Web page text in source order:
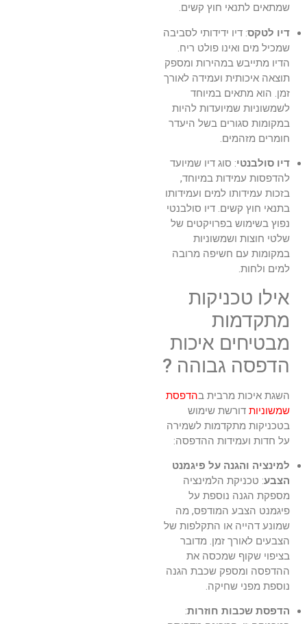
שמתאים לתנאי חוץ קשים.
דיו לטקס: דיו ידידותי לסביבה
שמכיל מים ואינו פולט ריח.
הדיו מתייבש במהירות ומספק
תוצאה איכותית ועמידה לאורך
זמן. הוא מתאים במיוחד
לשמשוניות שמיועדות להיות
במקומות סגורים בשל היעדר
חומרים מזהמים.
דיו סולבנטי: סוג דיו שמיועד
להדפסות עמידות במיוחד,
בזכות עמידותו למים ועמידותו
בתנאי חוץ קשים. דיו סולבנטי
נפוץ בשימוש בפרויקטים של
שלטי חוצות ושמשוניות
במקומות עם חשיפה מרובה
למים ולחות.
אילו טכניקות
מתקדמות
מבטיחים איכות
הדפסה גבוהה ?
השגת איכות מרבית בהדפסת
שמשוניות דורשת שימוש
בטכניקות מתקדמות לשמירה
על חדות ועמידות ההדפסה:
למינציה והגנה על פיגמנט
הצבע: טכניקת הלמינציה
מספקת הגנה נוספת על
פיגמנט הצבע המודפס, מה
שמונע דהייה או התקלפות של
הצבעים לאורך זמן. מדובר
בציפוי שקוף שמכסה את
ההדפסה ומספק שכבת הגנה
נוספת מפני שחיקה.
הדפסת שכבות חוזרות: